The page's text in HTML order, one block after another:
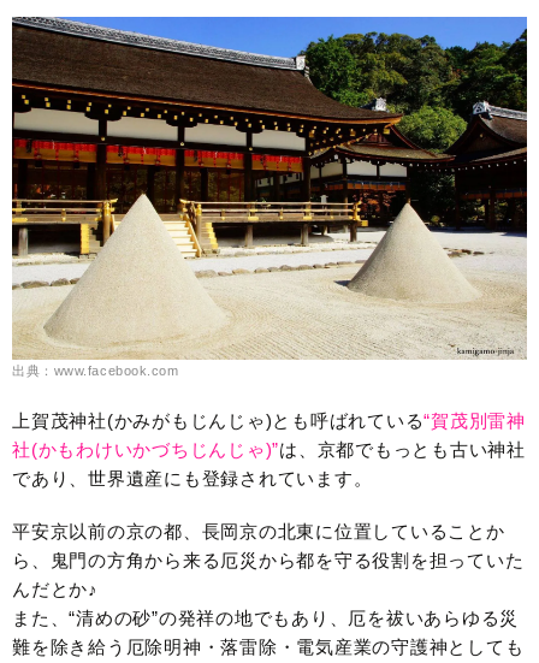
出典：www.facebook.com
上賀茂神社(かみがもじんじゃ)とも呼ばれている“賀茂別雷神
社(かもわけいかづちじんじゃ)”は、京都でもっとも古い神社
であり、世界遺産にも登録されています。
平安京以前の京の都、長岡京の北東に位置していることか
ら、鬼門の方角から来る厄災から都を守る役割を担っていた
んだとか♪
また、“清めの砂”の発祥の地でもあり、厄を祓いあらゆる災
難を除き給う厄除明神・落雷除・電気産業の守護神としても